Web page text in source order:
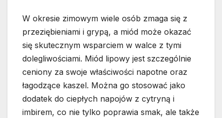
W okresie zimowym wiele osób zmaga się z
przeziębieniami i grypą, a miód może okazać
się skutecznym wsparciem w walce z tymi
dolegliwościami. Miód lipowy jest szczególnie
ceniony za swoje właściwości napotne oraz
łagodzące kaszel. Można go stosować jako
dodatek do ciepłych napojów z cytryną i
imbirem, co nie tylko poprawia smak, ale także